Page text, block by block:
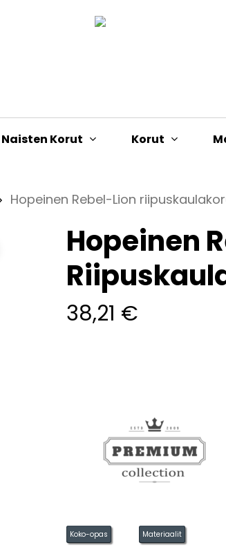
Naisten Korut Korut
Hopeinen Rebel-Lion
Hopeinen
38,21 €
Koko-opas Materiaalit